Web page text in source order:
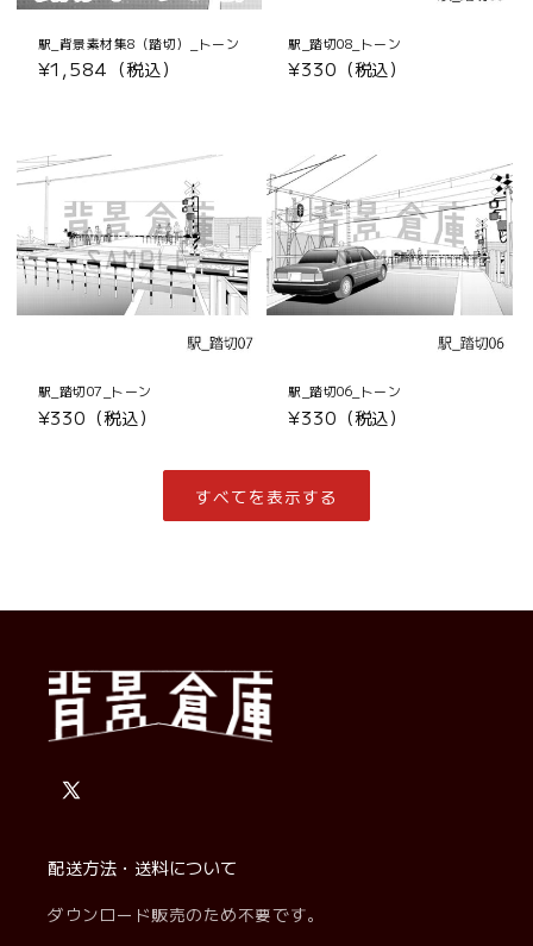
駅_背景素材集8（踏切）_トーン
通
¥1,584（税込）
駅_踏切08_トーン
通
¥330（税込）
駅_踏切07_トーン
通
¥330（税込）
駅_踏切06_トーン
通
価
格
¥330（税込）
すべてを表示する
X
配送方法・送料について
ダウンロード販売のため不要です。